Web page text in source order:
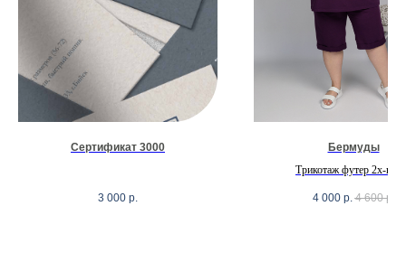
Сертификат 3000
3 000 р.
Бермуды
Трикотаж футер 2х-
4 000 р. 4 600 р.